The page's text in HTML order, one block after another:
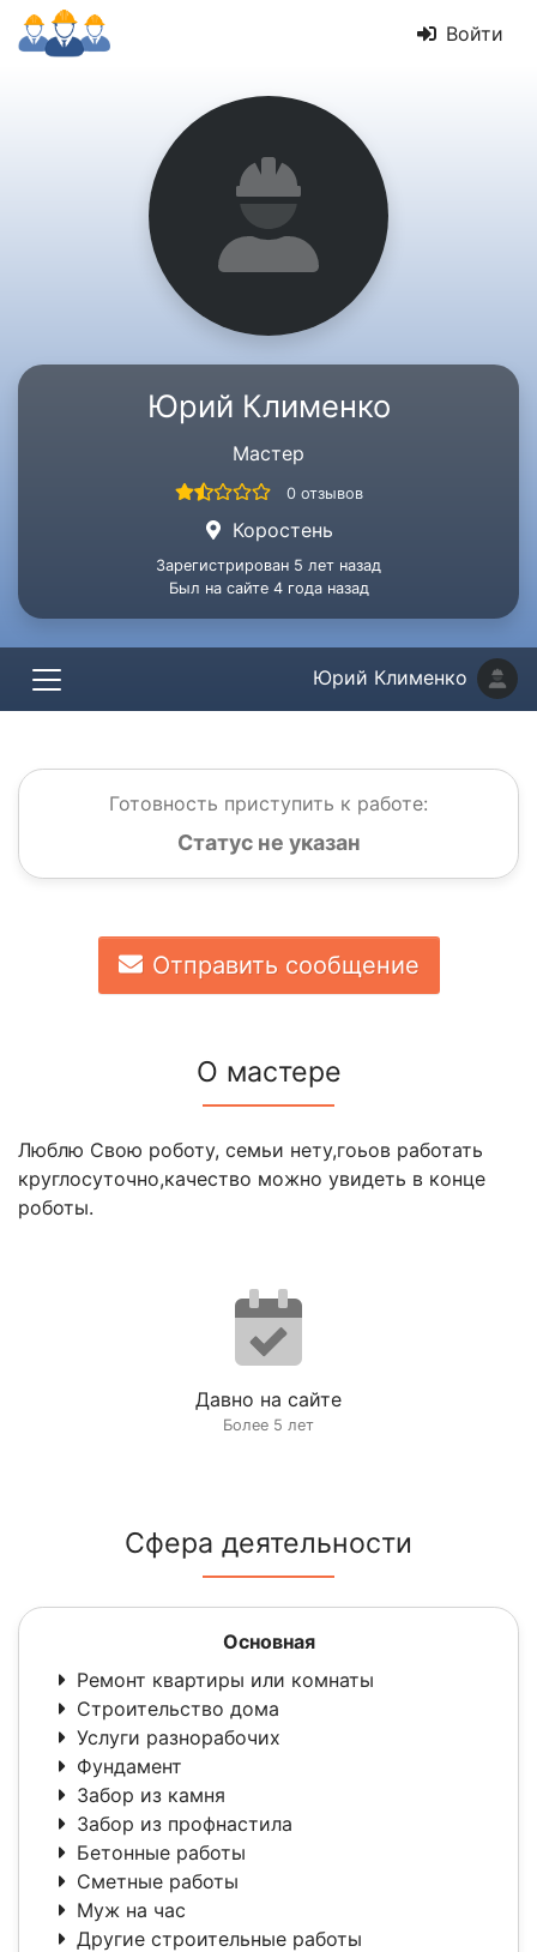
Войти
Юрий Клименко
Мастер
0 отзывов
Коростень
Зарегистрирован 5 лет назад
Был на сайте 4 года назад
Юрий Клименко
Готовность приступить к работе:
Статус не указан
Отправить сообщение
О мастере
Люблю Свою роботу, семьи нету,гоьов работать
круглосуточно,качество можно увидеть в конце
роботы.
Давно на сайте
Более 5 лет
Сфера деятельности
Основная
Ремонт квартиры или комнаты
Строительство дома
Услуги разнорабочих
Фундамент
Забор из камня
Забор из профнастила
Бетонные работы
Сметные работы
Муж на час
Другие строительные работы